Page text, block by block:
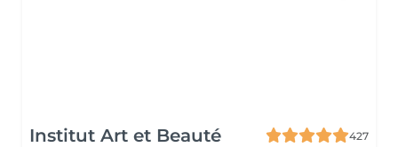
Institut Art et Beauté
427